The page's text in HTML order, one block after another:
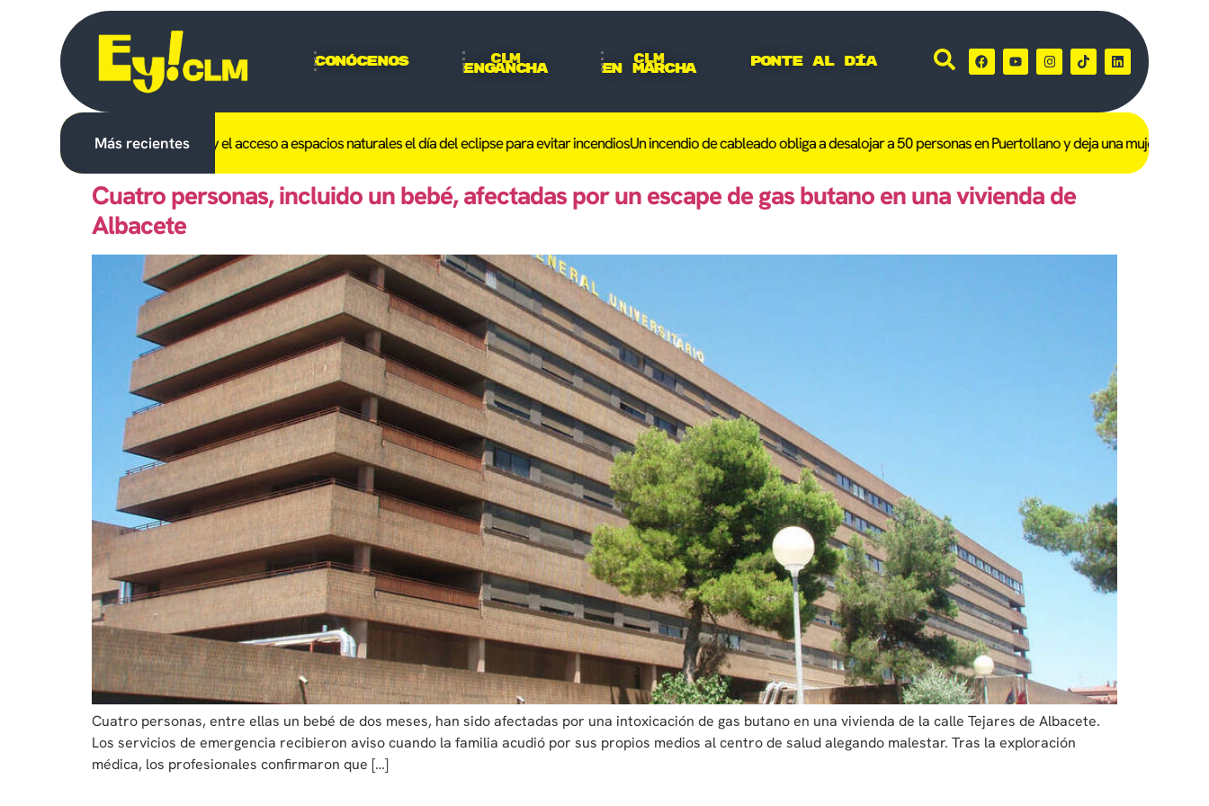
Conócenos CLM
Engancha
CLM
En Marcha Ponte al día
Más recientes
en C-LM el uso del fuego y el acceso a espacios naturales el día del eclipse para evitar incendiosUn incendio de cableado obliga a desalojar a 50 personas en Puertollano y deja una mujer de 101
Cuatro personas, incluido un bebé, afectadas por un escape de gas butano en una vivienda de
Albacete
Cuatro personas, entre ellas un bebé de dos meses, han sido afectadas por una intoxicación de gas butano en una vivienda de la calle Tejares de Albacete.
Los servicios de emergencia recibieron aviso cuando la familia acudió por sus propios medios al centro de salud alegando malestar. Tras la exploración
médica, los profesionales confirmaron que […]